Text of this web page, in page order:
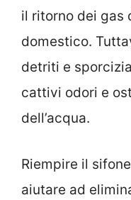
il ritorno dei gas
domestico.
detriti e
cattivi odori e
dell’acqua.
Riempire il
aiutare ad